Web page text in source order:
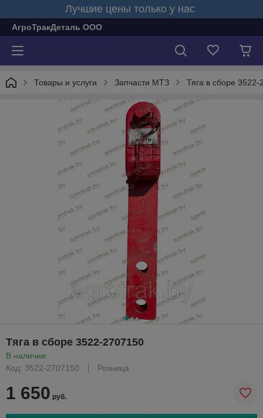
Лучшие цены только у нас
АгроТракДеталь ООО
Товары и услуги Запчасти МТЗ Тяга в сборе 3522-
Тяга в сборе 3522-2707150
В наличии
Код: 3522-2707150
Розница
1 650 руб.